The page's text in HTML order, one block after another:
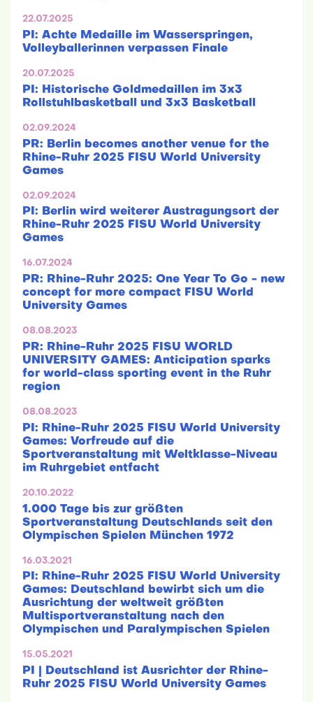
22.07.2025
PI: Achte Medaille im Wasserspringen,
Volleyballerinnen verpassen Finale
20.07.2025
PI: Historische Goldmedaillen im 3x3
Rollstuhlbasketball und 3x3 Basketball
02.09.2024
PR: Berlin becomes another venue for the
Rhine-Ruhr 2025 FISU World University
Games
02.09.2024
PI: Berlin wird weiterer Austragungsort der
Rhine-Ruhr 2025 FISU World University
Games
16.07.2024
PR: Rhine-Ruhr 2025: One Year To Go - new
concept for more compact FISU World
University Games
08.08.2023
PR: Rhine-Ruhr 2025 FISU WORLD
UNIVERSITY GAMES: Anticipation sparks
for world-class sporting event in the Ruhr
region
08.08.2023
PI: Rhine-Ruhr 2025 FISU World University
Games: Vorfreude auf die
Sportveranstaltung mit Weltklasse-Niveau
im Ruhrgebiet entfacht
20.10.2022
1.000 Tage bis zur größten
Sportveranstaltung Deutschlands seit den
Olympischen Spielen München 1972
16.03.2021
PI: Rhine-Ruhr 2025 FISU World University
Games: Deutschland bewirbt sich um die
Ausrichtung der weltweit größten
Multisportveranstaltung nach den
Olympischen und Paralympischen Spielen
15.05.2021
PI | Deutschland ist Ausrichter der Rhine-
Ruhr 2025 FISU World University Games